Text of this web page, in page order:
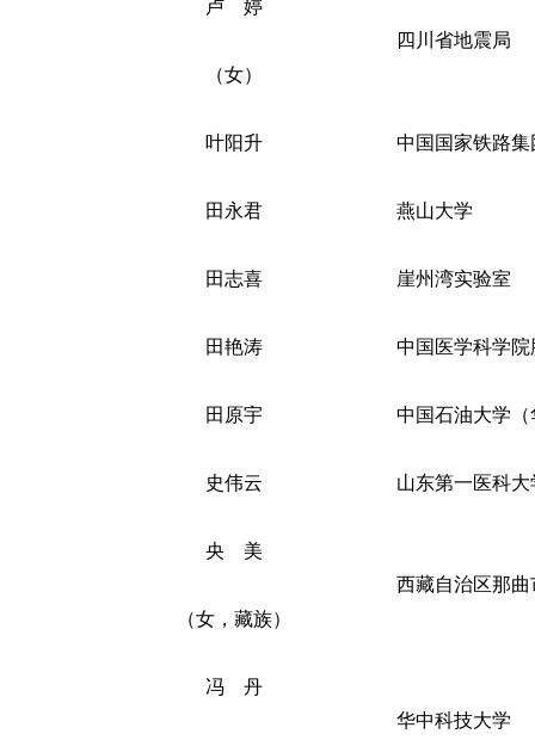
卢 婷
（女）
四川省地震局
叶阳升 中国国家铁路
田永君 燕山大学
田志喜 崖州湾实验室
田艳涛 中国医学科学院
田原宇 中国石油大学（
史伟云 山东第一医科
央 美
（女，藏族）
西藏自治区那曲
冯 丹
华中科技大学